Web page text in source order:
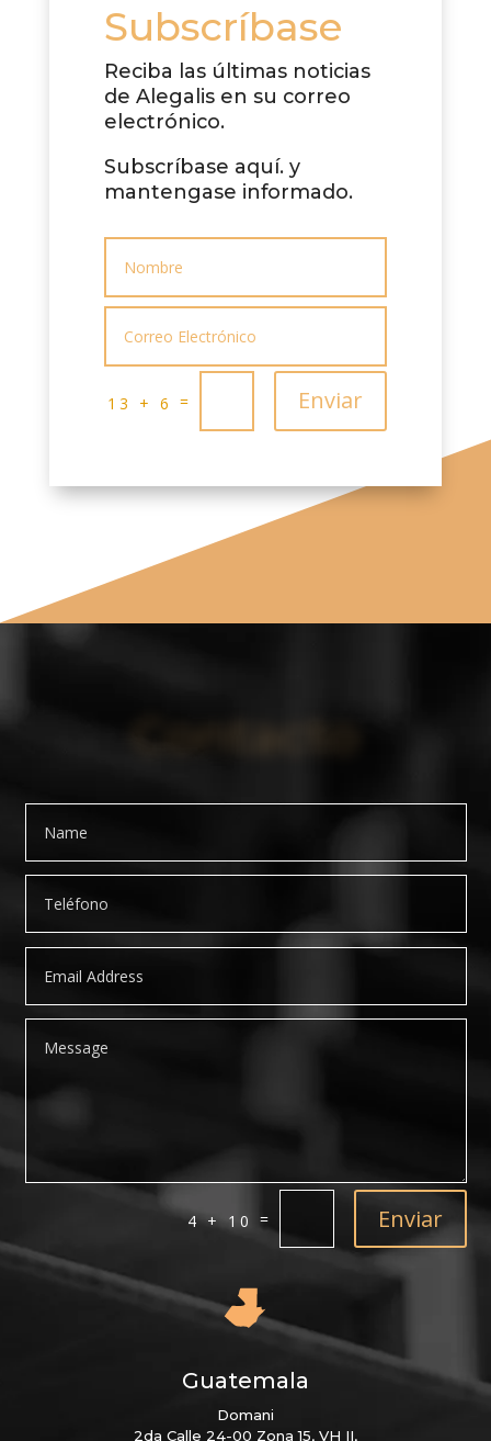
Subscríbase
Reciba las últimas noticias
de Alegalis en su correo
electrónico.
Subscríbase aquí. y
mantengase informado.
13 + 6 = Enviar
Contacto
4 + 10 = Enviar
Guatemala
Domani
2da Calle 24-00 Zona 15, VH II,